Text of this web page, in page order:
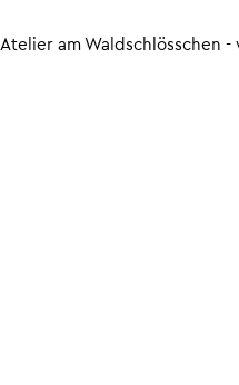
Atelier am Waldschlösschen